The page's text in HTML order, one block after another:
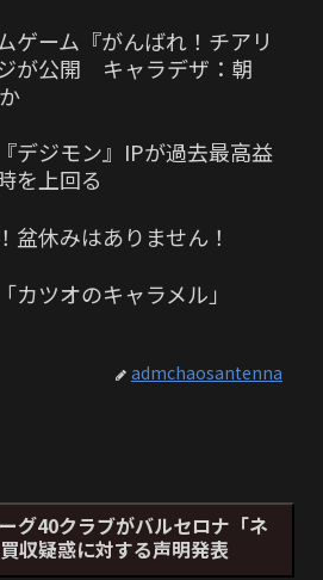
ゲーム『がんばれ！チアリ
が公開 キャラデザ：朝
デジモン』IPが過去最高益
を上回る
盆休みはありません！
カツオのキャラメル」
admchaosantenna
グ40クラブがバルセロナ「ネ
収疑惑に対する声明発表